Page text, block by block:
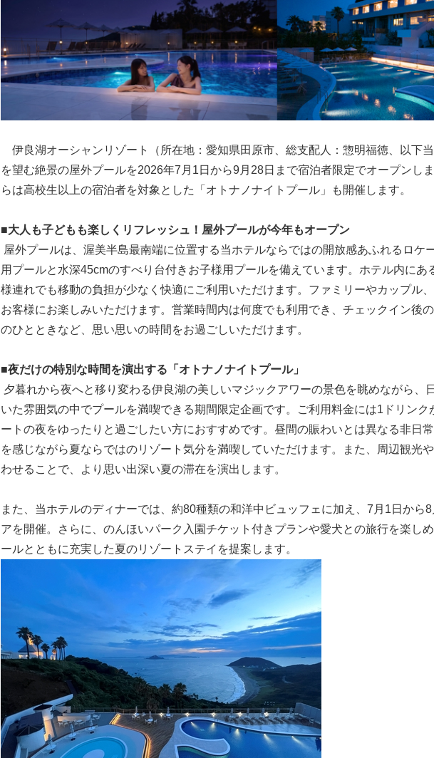
伊良湖オーシャンリゾート（所在地：愛知県田原市、総支配人：惣明福徳、以下
を望む絶景の屋外プールを2026年7月1日から9月28日まで宿泊者限定でオープンし
らは高校生以上の宿泊者を対象とした「オトナノナイトプール」も開催します。
■大人も子どもも楽しくリフレッシュ！屋外プールが今年もオープン
屋外プールは、渥美半島最南端に位置する当ホテルならではの開放感あふれるロケ
用プールと水深45cmのすべり台付きお子様用プールを備えています。ホテル内にあ
様連れでも移動の負担が少なく快適にご利用いただけます。ファミリーやカップル
お客様にお楽しみいただけます。営業時間内は何度でも利用でき、チェックイン後
のひとときなど、思い思いの時間をお過ごしいただけます。
■夜だけの特別な時間を演出する「オトナノナイトプール」
夕暮れから夜へと移り変わる伊良湖の美しいマジックアワーの景色を眺めながら、
いた雰囲気の中でプールを満喫できる期間限定企画です。ご利用料金には1ドリンク
ートの夜をゆったりと過ごしたい方におすすめです。昼間の賑わいとは異なる非日
を感じながら夏ならではのリゾート気分を満喫していただけます。また、周辺観光
わせることで、より思い出深い夏の滞在を演出します。
また、当ホテルのディナーでは、約80種類の和洋中ビュッフェに加え、7月1日から
アを開催。さらに、のんほいパーク入園チケット付きプランや愛犬との旅行を楽し
ールとともに充実した夏のリゾートステイを提案します。
Japanese